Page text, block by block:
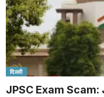
दिल्ली
JPSC Exam Scam: